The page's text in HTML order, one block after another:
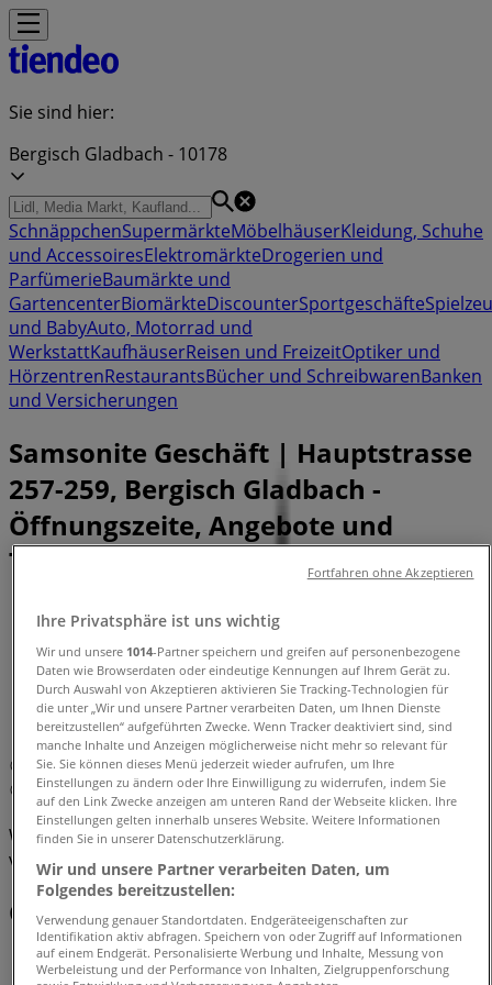
Sie sind hier:
Bergisch Gladbach - 10178
SchnäppchenSupermärkteMöbelhäuserKleidung, Schuhe
und AccessoiresElektromärkteDrogerien und
ParfümerieBaumärkte und
GartencenterBiomärkteDiscounterSportgeschäfte
und BabyAuto, Motorrad und
WerkstattKaufhäuserReisen und FreizeitOptiker und
HörzentrenRestaurantsBücher und SchreibwarenBanken
und Versicherungen
Samsonite Geschäft | Hauptstrasse
257-259, Bergisch Gladbach -
Öffnungszeite, Angebote und
Telefonnummern
Tiendeo in Bergisch Gladbach
Angebote für Kleidung, Schuhe und Accessoires in
Bergisch Gladbach»
Samsonite in Bergisch Gladbach»
Samsonite | Hauptstrasse 257-259
Karte
220232475
Karte
220232475
Wir sind gerade dabei Angebote zu "Samsonite" zu
veröffentlichen
Geschäfte in der Nähe
Ihre Privatsphäre ist uns wichtig
Wir und unsere 1014-Partner speichern und greifen auf personenbezogene
Daten wie Browserdaten oder eindeutige Kennungen auf Ihrem Gerät zu.
Durch Auswahl von Akzeptieren aktivieren Sie Tracking-Technologien für
die unter „Wir und unsere Partner verarbeiten Daten, um Ihnen Dienste
bereitzustellen“ aufgeführten Zwecke. Wenn Tracker deaktiviert sind, sind
manche Inhalte und Anzeigen möglicherweise nicht mehr so relevant für
Sie. Sie können dieses Menü jederzeit wieder aufrufen, um Ihre
Einstellungen zu ändern oder Ihre Einwilligung zu widerrufen, indem Sie
auf den Link Zwecke anzeigen am unteren Rand der Webseite klicken. Ihre
Einstellungen gelten innerhalb unseres Website. Weitere Informationen
finden Sie in unserer Datenschutzerklärung.
Wir und unsere Partner verarbeiten Daten, um
Folgendes bereitzustellen:
Verwendung genauer Standortdaten. Endgeräteeigenschaften zur
Identifikation aktiv abfragen. Speichern von oder Zugriff auf Informationen
auf einem Endgerät. Personalisierte Werbung und Inhalte, Messung von
Werbeleistung und der Performance von Inhalten, Zielgruppenforschung
Fortfahren ohne Akzeptieren